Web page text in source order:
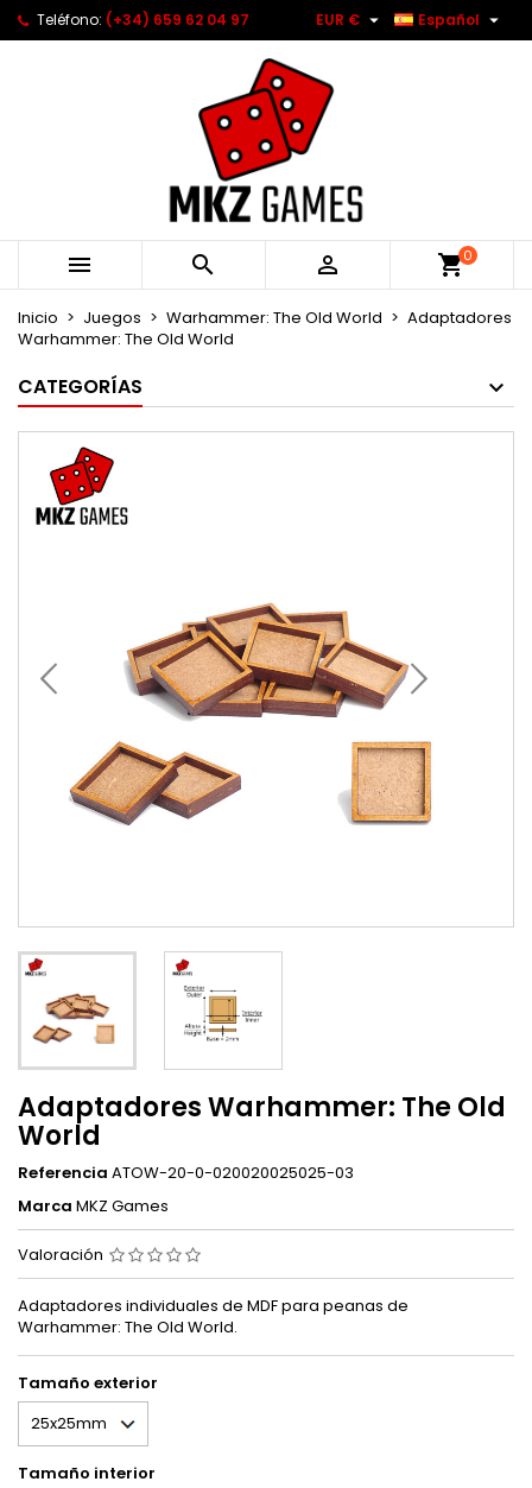
Teléfono: (+34) 659 62 04 97 Español 
EUR € 
   0
Inicio Juegos Warhammer: The Old World
Adaptadores
Warhammer: The Old World
CATEGORÍAS
Adaptadores Warhammer: The Old
World
Referencia ATOW-20-0-020020025025-03
Marca MKZ Games
Valoración
Adaptadores individuales de MDF para peanas de
Warhammer: The Old World.
Tamaño exterior
Tamaño interior